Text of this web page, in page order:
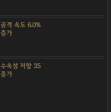
공격 속도 6.0%
증가
수속성 저항 35
증가